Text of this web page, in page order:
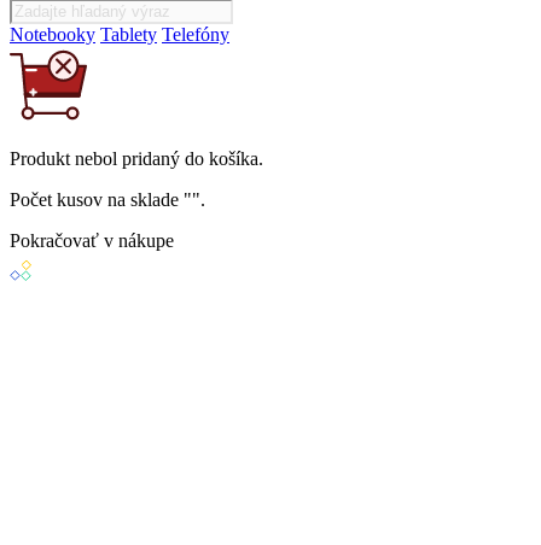
Notebooky Tablety Telefóny
Produkt nebol pridaný do košíka.
Počet kusov na sklade "".
Pokračovať v nákupe